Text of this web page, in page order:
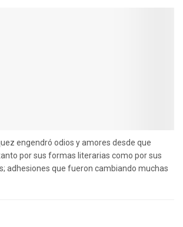
engendró odios y amores desde que
por sus formas literarias como por sus
adhesiones que fueron cambiando muchas